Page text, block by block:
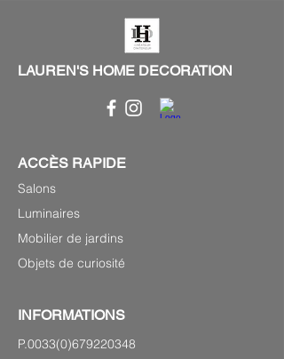
LAUREN'S HOME DECORATION
ACCÈS RAPIDE
Salons
Luminaires
Mobilier de jardins
Objets de curiosité
INFORMATIONS
P.0033(0)679220348